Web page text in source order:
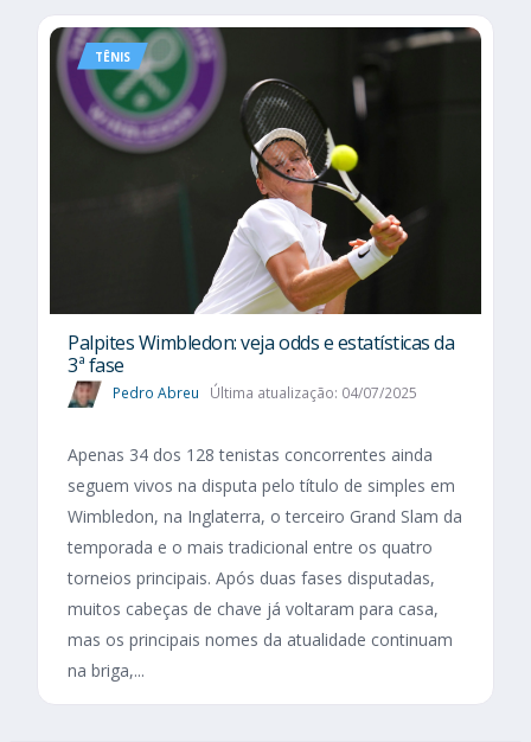
TÊNIS
Palpites Wimbledon: veja odds e estatísticas da
3ª fase
Pedro Abreu Última atualização: 04/07/2025
Apenas 34 dos 128 tenistas concorrentes ainda
seguem vivos na disputa pelo título de simples em
Wimbledon, na Inglaterra, o terceiro Grand Slam da
temporada e o mais tradicional entre os quatro
torneios principais. Após duas fases disputadas,
muitos cabeças de chave já voltaram para casa,
mas os principais nomes da atualidade continuam
na briga,...